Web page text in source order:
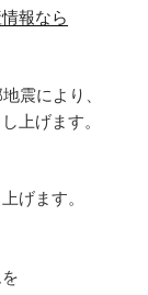
報なら
震により、
上げます。
げます。